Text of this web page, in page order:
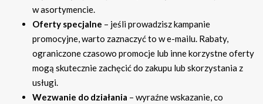
w asortymencie.
Oferty specjalne – jeśli prowadzisz kampanie
promocyjne, warto zaznaczyć to w e-mailu. Rabaty,
ograniczone czasowo promocje lub inne korzystne oferty
mogą skutecznie zachęcić do zakupu lub skorzystania z
usługi.
Wezwanie do działania – wyraźne wskazanie, co